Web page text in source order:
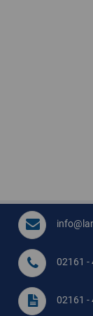
02161 -
02161 -